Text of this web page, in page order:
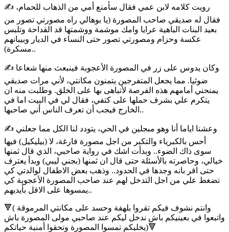
✍️ رويت كلامه لابن عمي فقال سأمنع أمي من الذهاب للحمام،
فقال له صديقي صاحب المصورة (يا بوهالي راه مصورتي تصور من
بعيد البنات الباهية عرايا وامك موشمة ووشمتها قد القداحة وتلبس
عكسة وحزام ومصورتي تصور حتى النساء في الديار وبيبانهم
مسكرة)..
✍️ وكان يدوس على زر في المصورة الأعجوبة فينبعث منها شعاعا
ضوئيا. مما يجعل المتفرجين يتمنون مكانتي، لأني مرات صديقي
يمنحني أمامهم هذه الفرصة لأتباهى بها على الخلق. وطلبت منه ان
يتكرم علي بشرف حملها على كتفي، فقال لي في البيت اما في
الخارج فيجب أن تعرف الناس أني صاحبها..
✍️ وعشنا اياما أنا وهو مبجلين في الحي، يتودد لنا الكل مما جعلني
أحس بالكبرياء والتكبر من اجل مصورة فارغة، لا (بيليكيل) فيها
سوى ذاك الضوء.. وبدأت اشك في رواية صاحبي، الذي قال ثمنها
خيالي، وحاصرته بالأسئلة حتى قال ان ثمنها (بجني ليبي) وبدأ يعترف
حتى اقر بانه وجدها في الحدود.. وذهب بعض الاطفال لوالدتي كي
تضغط علي من اجل التدخل لهم عند صاحب المصورة الأعجوبة كي
يمسوها على الاقل بأيديهم..
🔻( وانتم نشوف فيكم تقروا بلهفة وحسد على مكانتي المرموقة
واتبعوا في بعينيكم باش ندخل ليكم عند صاحبي مولى المصورة باش
يخليكم تمسوا المصورة وتحقوا أمنية حياتكم)🔻